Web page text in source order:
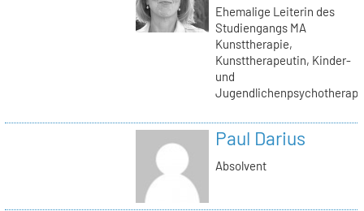
Ehemalige Leiterin des
Studiengangs MA
Kunsttherapie,
Kunsttherapeutin, Kinder-
und
Paul Darius
Absolvent